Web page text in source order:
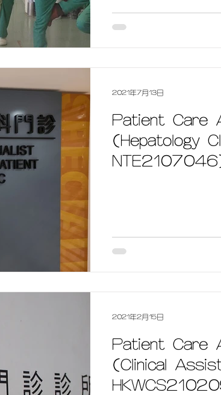
Patient Care
(Hepatology
2021年7月13日
Patient Care
(Clinical
2021年2月15日